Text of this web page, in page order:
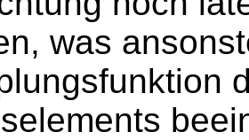
was